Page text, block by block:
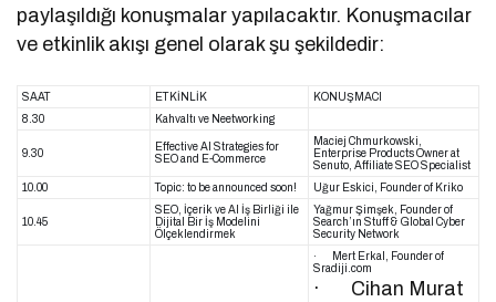
paylaşıldığı konuşmalar yapılacaktır. Konuşmacılar
ve etkinlik akışı genel olarak şu şekildedir:
SAAT ETKİNLİK
KONUŞMACI
8.30
Kahvaltı ve Neetworking
9.30
Effective Al Strategies for
SEO and E-Commerce
Maciej Chmurkowski,
Enterprise Products Owner at
Senuto, Affiliate SEO Specialist
10.00
Topic: to be announced soon! Uğur Eskici, Founder of Kriko
10.45
SEO, İçerik ve Al İş Birliği ile
Dijital Bir İş Modelini
Ölçeklendirmek
Yağmur Şimşek, Founder of
Search’ın Stuff & Global Cyber
Security Network
· Mert Erkal, Founder of
Sradiji.com
· Cihan Murat